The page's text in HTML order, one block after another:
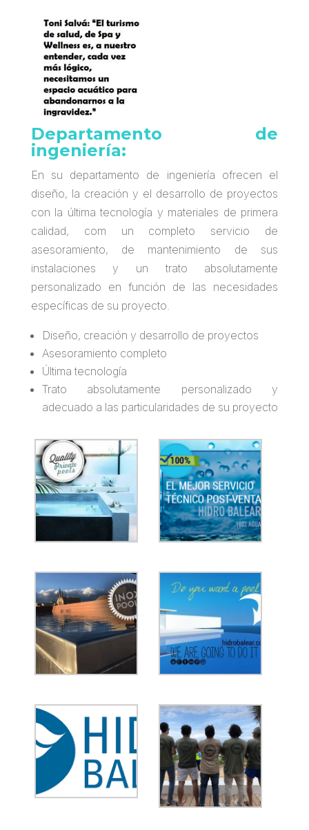
Departamento de
ingeniería:
En su departamento de ingeniería ofrecen el
diseño, la creación y el desarrollo de proyectos
con la última tecnología y materiales de primera
calidad, com un completo servicio de
asesoramiento, de mantenimiento de sus
instalaciones y un trato absolutamente
personalizado en función de las necesidades
específicas de su proyecto.
Diseño, creación y desarrollo de proyectos
Asesoramiento completo
Última tecnología
Trato absolutamente personalizado y
adecuado a las particularidades de su proyecto